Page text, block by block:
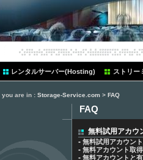
レンタルサーバー(Hosting) ストリー
you are in : Storage-Service.com > FAQ
FAQ
無料試用アカウ
- 無料試用アカウン
- 無料アカウント取
- 無料アカウントと